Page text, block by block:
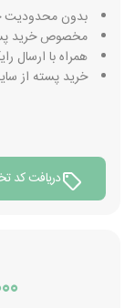
بدون محدودیت
مخصوص خرید
همراه با ارسال
خرید پسته از سایت 7مغز با مراجعه به
دریافت کد